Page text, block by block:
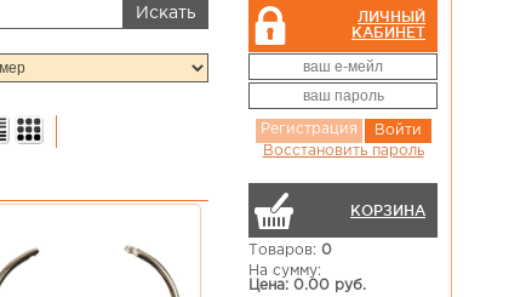
ЛИЧНЫЙ
КАБИНЕТ
Регистрация
Войти
Восстановить пароль
КОРЗИНА
Товаров: 0
На сумму:
Цена: 0.00 руб.